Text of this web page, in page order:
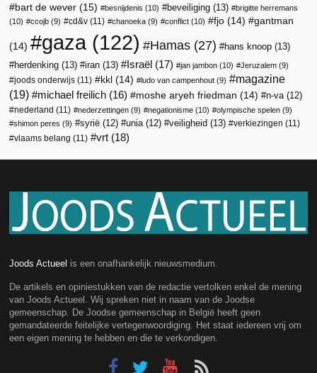
bart de wever (15) besnijdenis (10) beveiliging (13)
brigitte herremans
(10)
ccojb (9) cd&v (11) chanoeka (9) conflict (10) fjo (14) gantman
(14) gaza (122) Hamas (27) hans knoop (13)
herdenking (13) iran (13) Israël (17) jan jambon (10) Jeruzalem (9)
joods onderwijs (11) kkl (14) ludo van campenhout (9)
magazine
(19)
michael freilich (16) moshe aryeh friedman (14) n-va (12)
nederland (11) nederzettingen (9) negationisme (10) olympische spelen (9)
shimon peres (9) syrië (12) unia (12) veiligheid (13) verkiezingen (11)
vlaams belang (11) vrt (18)
Joods Actueel is een onafhankelijk nieuwsmedium.
De artikels en opiniestukken van de redactie vertolken enkel de mening
van Joods Actueel. Wij spreken niet in naam van de Joodse
gemeenschap. De Joodse gemeenschap in België heeft geen
gemandateerde feitelijke vertegenwoordiging. Het staat iedereen vrij om
een eigen mening te hebben en die te verkondigen.